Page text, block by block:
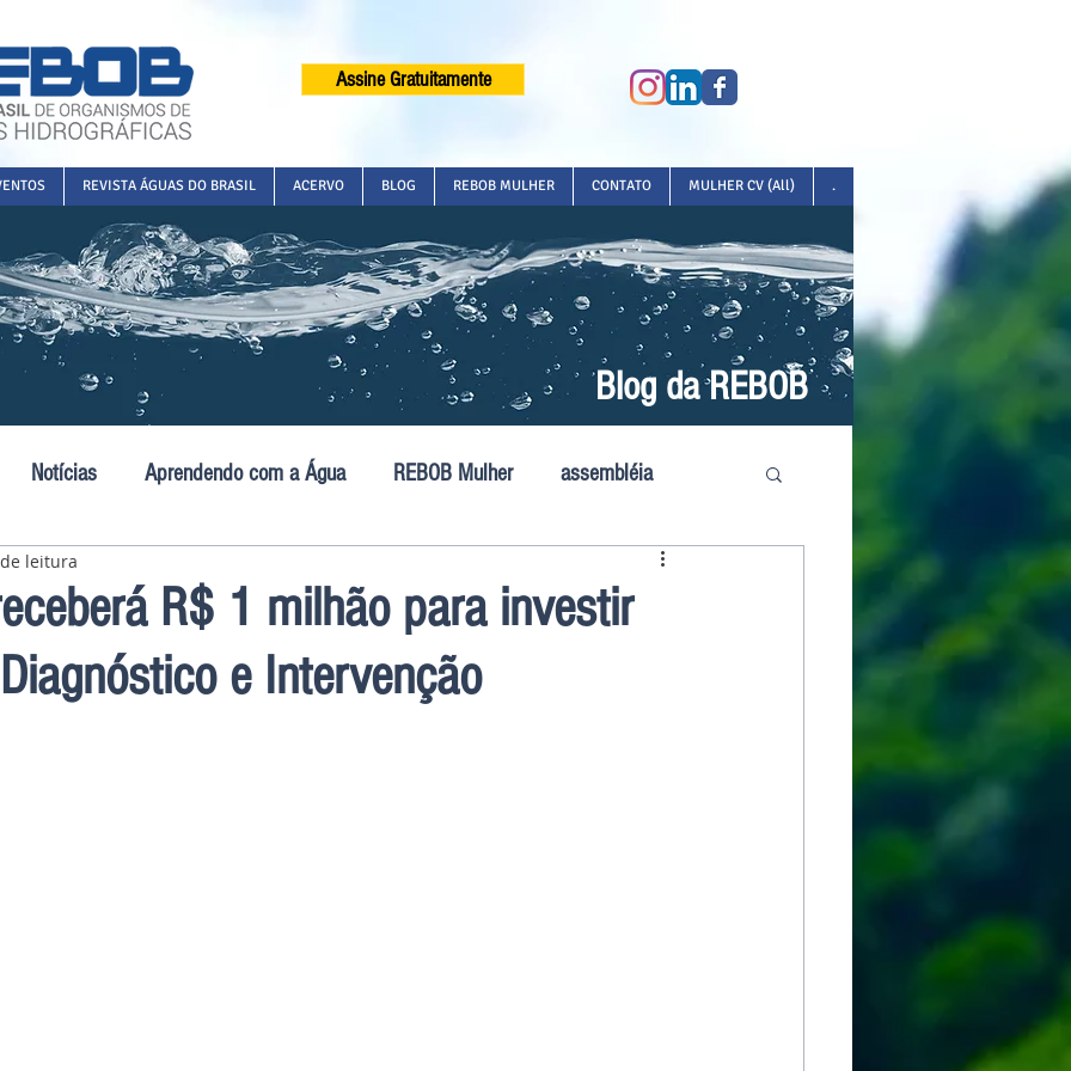
Assine Gratuitamente
REVISTA ÁGUAS DO BRASIL ACERVO BLOG REBOB MULHER CONTATO MULHER CV (All) .
Blog da REBOB
Notícias Aprendendo com a Água REBOB Mulher assembléia
R$ 1 milhão para investir
e Intervenção
leitura